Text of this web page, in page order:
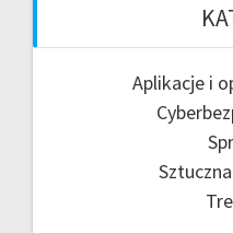
Aplikacje i